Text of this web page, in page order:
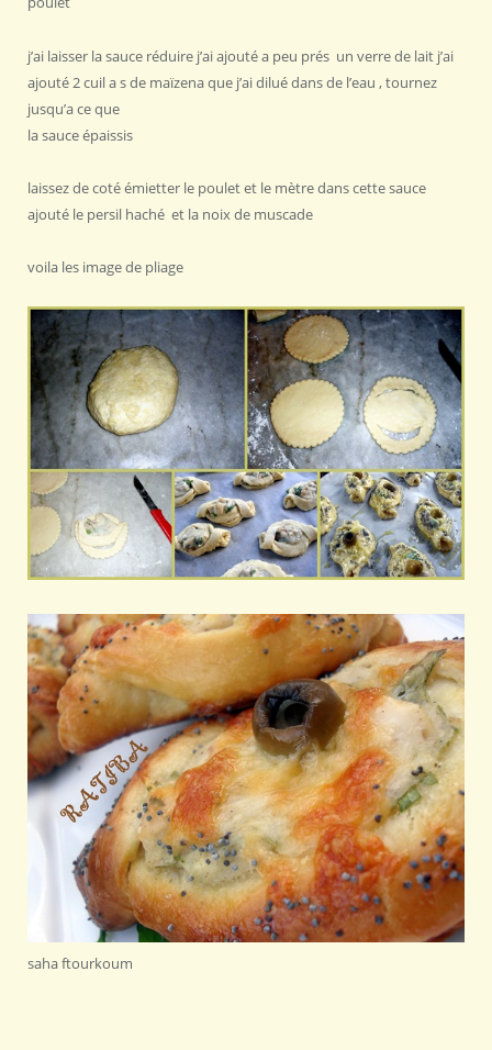
j’ai laisser la sauce réduire j’ai ajouté a peu prés un verre de lait j’ai
ajouté 2 cuil a s de maïzena que j’ai dilué dans de l’eau , tournez
jusqu’a ce que
la sauce épaissis
laissez de coté émietter le poulet et le mètre dans cette sauce
ajouté le persil haché et la noix de muscade
voila les image de pliage
saha ftourkoum